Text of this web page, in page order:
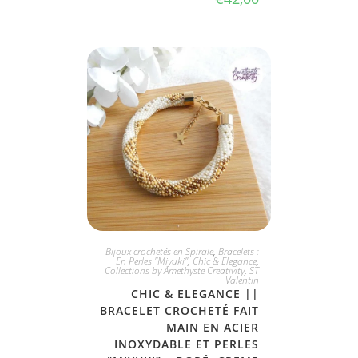
JE L'ADOPTE
Bijoux crochetés en Spirale, Bracelets :
En Perles "Miyuki",Chic & Elegance,
Collections by Amethyste Creativity, ST
Valentin
CHIC & ELEGANCE ||
BRACELET CROCHETÉ FAIT
MAIN EN ACIER
INOXYDABLE ET PERLES